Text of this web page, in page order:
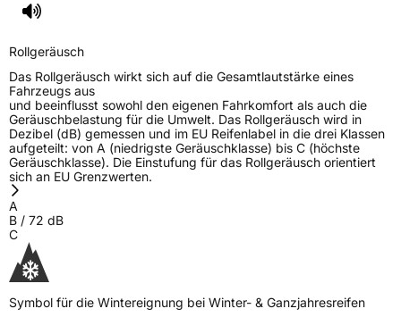
Nasshaftung
Rollgeräusch (Klasse)
Rollgeräusch (dB)
FahrzeugklasseC1
3PMSF / Schneeflockensymbol / Alpine-SymbolJa
Allgemeine Produktsicherheit (GPSR)
Herstellerkontakt
D-63263 Neu-Isenburg Deutschland,
technik@hankookreifen.de
Rollgeräusch
Das Rollgeräusch wirkt sich auf die Gesamtlautstärke eines
Fahrzeugs aus
und beeinflusst sowohl den eigenen Fahrkomfort als auch die
Geräuschbelastung für die Umwelt. Das Rollgeräusch wird in
Dezibel (dB) gemessen und im EU Reifenlabel in die drei Klassen
aufgeteilt: von A (niedrigste Geräuschklasse) bis C (höchste
Geräuschklasse). Die Einstufung für das Rollgeräusch orientiert
sich an EU Grenzwerten.
A
B / 72 dB
C
Symbol für die Wintereignung bei Winter- & Ganzjahresreifen